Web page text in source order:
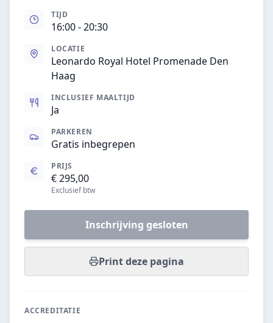
TIJD
16:00- 20:30
LOCATIE
Leonardo Royal Hotel Promenade Den
Haag
INCLUSIEF MAALTIJD
Ja
PARKEREN
Gratis inbegrepen
PRIJS
€ 295,00
Exclusief btw
Inschrijving gesloten
Print deze pagina
ACCREDITATIE